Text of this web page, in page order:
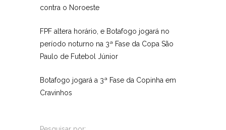
contra o Noroeste
FPF altera horário, e Botafogo jogará no
período noturno na 3ª Fase da Copa São
Paulo de Futebol Júnior
Botafogo jogará a 3ª Fase da Copinha em
Cravinhos